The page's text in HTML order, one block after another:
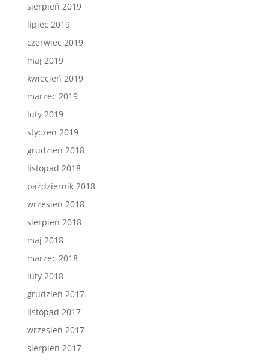
sierpień 2019
lipiec 2019
czerwiec 2019
maj 2019
kwiecień 2019
marzec 2019
luty 2019
styczeń 2019
grudzień 2018
listopad 2018
październik 2018
wrzesień 2018
sierpień 2018
maj 2018
marzec 2018
luty 2018
grudzień 2017
listopad 2017
wrzesień 2017
sierpień 2017